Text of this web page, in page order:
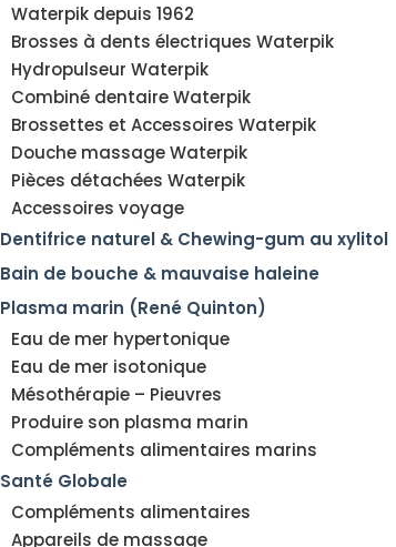
Waterpik depuis 1962
Brosses à dents électriques Waterpik
Hydropulseur Waterpik
Combiné dentaire Waterpik
Brossettes et Accessoires Waterpik
Douche massage Waterpik
Pièces détachées Waterpik
Accessoires voyage
Dentifrice naturel & Chewing-gum au xylitol
Bain de bouche & mauvaise haleine
Plasma marin (René Quinton)
Eau de mer hypertonique
Eau de mer isotonique
Mésothérapie – Pieuvres
Produire son plasma marin
Compléments alimentaires marins
Santé Globale
Compléments alimentaires
Appareils de massage